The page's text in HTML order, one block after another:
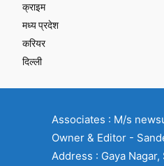
क्राइम
मध्य प्रदेश
करियर
दिल्ली
Associates : M/s
Owner & Editor -
Address : Gaya